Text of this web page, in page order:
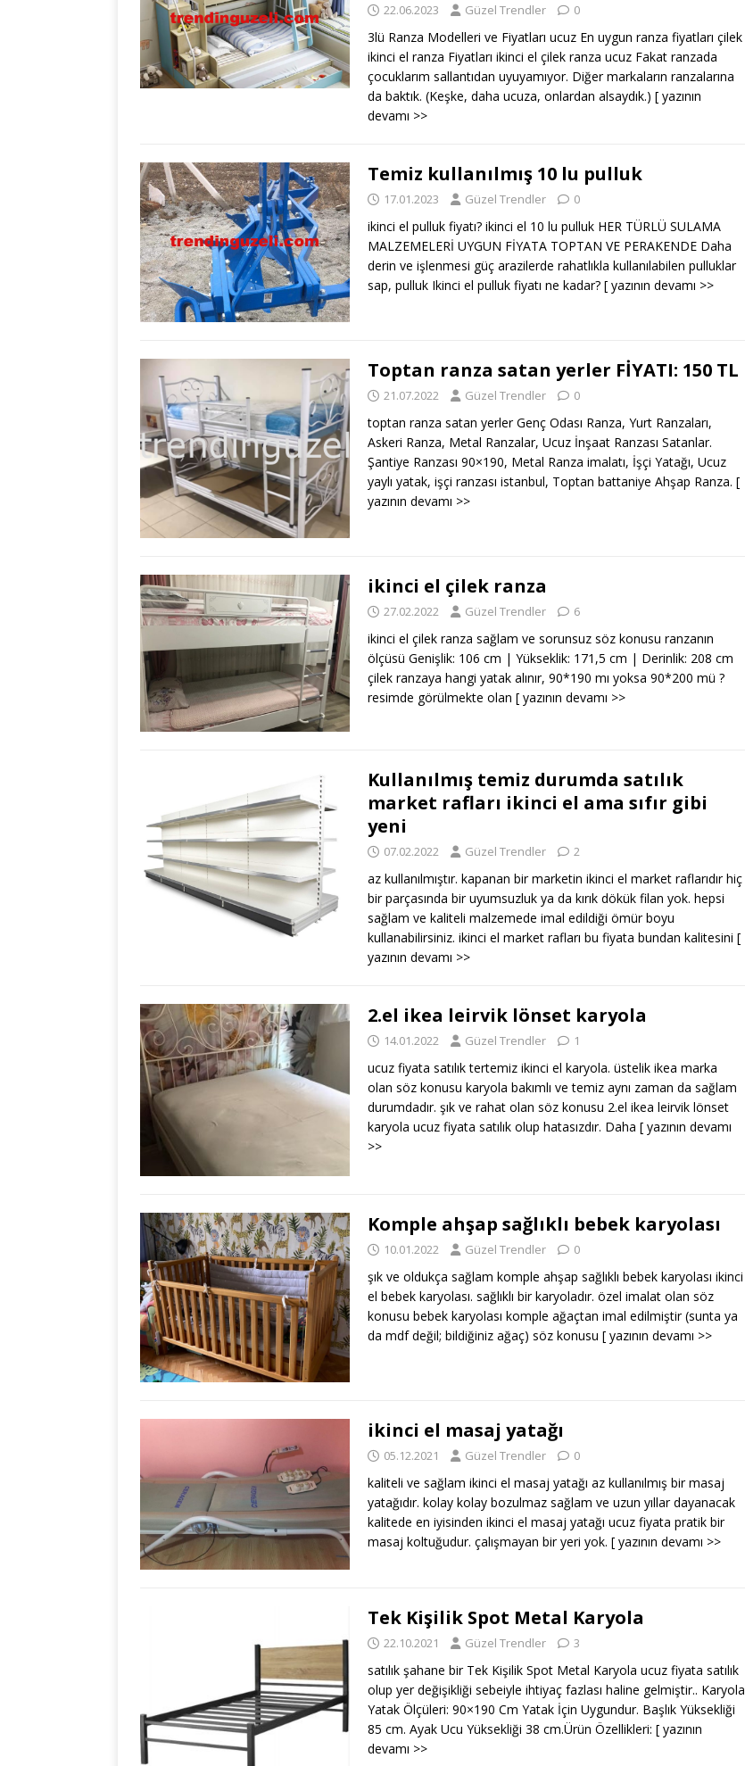
22.06.2023 Güzel Trendler 0
3lü Ranza Modelleri ve Fiyatları ucuz En uygun ranza fiyatları çilek
ikinci el ranza Fiyatları ikinci el çilek ranza ucuz Fakat ranzada
çocuklarım sallantıdan uyuyamıyor. Diğer markaların ranzalarına
da baktık. (Keşke, daha ucuza, onlardan alsaydık.) [ yazının
devamı >>
Temiz kullanılmış 10 lu pulluk
17.01.2023 Güzel Trendler 0
ikinci el pulluk fiyatı? ikinci el 10 lu pulluk HER TÜRLÜ SULAMA
MALZEMELERİ UYGUN FİYATA TOPTAN VE PERAKENDE Daha
derin ve işlenmesi güç arazilerde rahatlıkla kullanılabilen pulluklar
sap, pulluk Ikinci el pulluk fiyatı ne kadar? [ yazının devamı >>
Toptan ranza satan yerler FİYATI: 150 TL
21.07.2022 Güzel Trendler 0
toptan ranza satan yerler Genç Odası Ranza, Yurt Ranzaları,
Askeri Ranza, Metal Ranzalar, Ucuz İnşaat Ranzası Satanlar.
Şantiye Ranzası 90×190, Metal Ranza imalatı, İşçi Yatağı, Ucuz
yaylı yatak, işçi ranzası istanbul, Toptan battaniye Ahşap Ranza. [
yazının devamı >>
ikinci el çilek ranza
27.02.2022 Güzel Trendler 6
ikinci el çilek ranza sağlam ve sorunsuz söz konusu ranzanın
ölçüsü Genişlik: 106 cm | Yükseklik: 171,5 cm | Derinlik: 208 cm
çilek ranzaya hangi yatak alınır, 90*190 mı yoksa 90*200 mü ?
resimde görülmekte olan [ yazının devamı >>
Kullanılmış temiz durumda satılık
market rafları ikinci el ama sıfır gibi
yeni
07.02.2022 Güzel Trendler 2
az kullanılmıştır. kapanan bir marketin ikinci el market raflarıdır hiç
bir parçasında bir uyumsuzluk ya da kırık dökük filan yok. hepsi
sağlam ve kaliteli malzemede imal edildiği ömür boyu
kullanabilirsiniz. ikinci el market rafları bu fiyata bundan kalitesini [
yazının devamı >>
2.el ikea leirvik lönset karyola
14.01.2022 Güzel Trendler 1
ucuz fiyata satılık tertemiz ikinci el karyola. üstelik ikea marka
olan söz konusu karyola bakımlı ve temiz aynı zaman da sağlam
durumdadır. şık ve rahat olan söz konusu 2.el ikea leirvik lönset
karyola ucuz fiyata satılık olup hatasızdır. Daha [ yazının devamı
>>
Komple ahşap sağlıklı bebek karyolası
10.01.2022 Güzel Trendler 0
şık ve oldukça sağlam komple ahşap sağlıklı bebek karyolası ikinci
el bebek karyolası. sağlıklı bir karyoladır. özel imalat olan söz
konusu bebek karyolası komple ağaçtan imal edilmiştir (sunta ya
da mdf değil; bildiğiniz ağaç) söz konusu [ yazının devamı >>
ikinci el masaj yatağı
05.12.2021 Güzel Trendler 0
kaliteli ve sağlam ikinci el masaj yatağı az kullanılmış bir masaj
yatağıdır. kolay kolay bozulmaz sağlam ve uzun yıllar dayanacak
kalitede en iyisinden ikinci el masaj yatağı ucuz fiyata pratik bir
masaj koltuğudur. çalışmayan bir yeri yok. [ yazının devamı >>
Tek Kişilik Spot Metal Karyola
22.10.2021 Güzel Trendler 3
satılık şahane bir Tek Kişilik Spot Metal Karyola ucuz fiyata satılık
olup yer değişikliği sebeiyle ihtiyaç fazlası haline gelmiştir.. Karyola
Yatak Ölçüleri: 90×190 Cm Yatak İçin Uygundur. Başlık Yüksekliği
85 cm. Ayak Ucu Yüksekliği 38 cm.Ürün Özellikleri: [ yazının
devamı >>